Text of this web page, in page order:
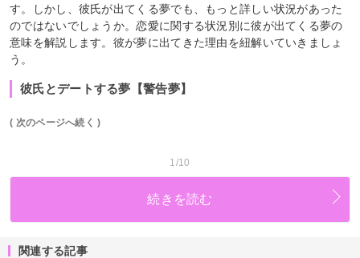
す。しかし、彼氏が出てくる夢でも、もっと詳しい状況があった
のではないでしょうか。恋愛に関する状況別に彼が出てくる夢の
意味を解説します。彼が夢に出てきた理由を紐解いていきましょ
う。
彼氏とデートする夢【警告夢】
( 次のページへ続く )
1/10
続きを読む
関連する記事